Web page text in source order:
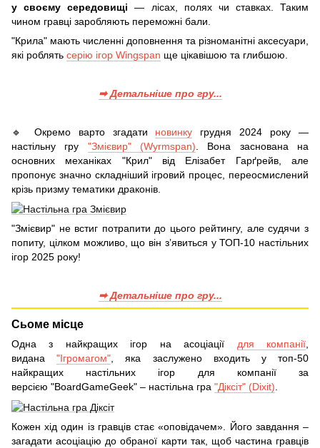
у своєму середовищі — лісах, полях чи ставках. Таким
чином гравці заробляють переможні бали.
"Крила" мають численні доповнення та різноманітні аксесуари,
які роблять серію ігор Wingspan ще цікавішою та глибшою.
➡ Детальніше про гру...
🔹 Окремо варто згадати новинку грудня 2024 року —
настільну гру "Змієвир" (Wyrmspan) . Вона заснована на
основних механіках "Крил" від Елізабет Гарґрейв, але
пропонує значно складніший ігровий процес, переосмислений
крізь призму тематики драконів.
"Змієвир" не встиг потрапити до цього рейтингу, але судячи з
попиту, цілком можливо, що він з’явиться у ТОП-10 настільних
ігор 2025 року!
➡ Детальніше про гру...
Сьоме місце
Одна з найкращих ігор на асоціації для компанії,
видана"Ігромагом", яка заслужено входить у топ-50
найкращих настільних ігор для компанії за
версією "BoardGameGeek" – настільна гра "Діксіт" (Dixit).
Кожен хід один із гравців стає «оповідачем». Його завдання –
загадати асоціацію до обраної карти так, щоб частина гравців